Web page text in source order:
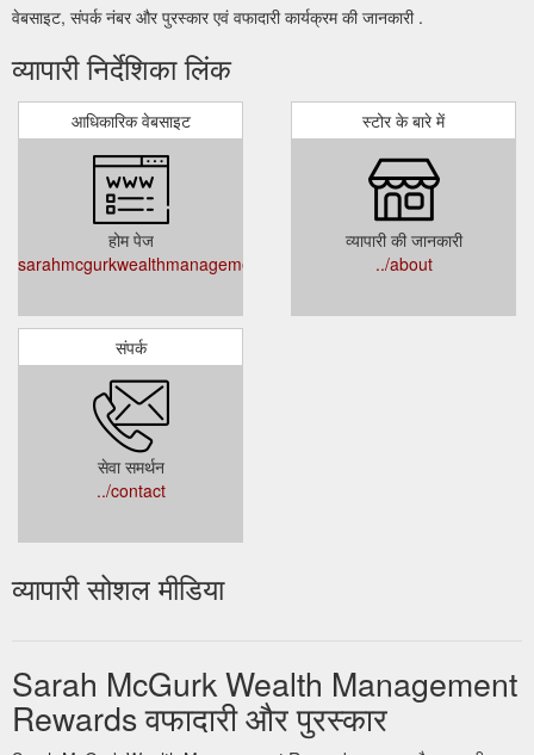
वेबसाइट, संपर्क नंबर और पुरस्कार एवं वफादारी कार्यक्रम की जानकारी .
व्यापारी निर्देशिका लिंक
आधिकारिक वेबसाइट
होम पेज
sarahmcgurkwealthmanagement.co.uk
स्टोर के बारे में
व्यापारी की जानकारी
../about
संपर्क
सेवा समर्थन
../contact
व्यापारी सोशल मीडिया
Sarah McGurk Wealth Management
Rewards वफादारी और पुरस्कार